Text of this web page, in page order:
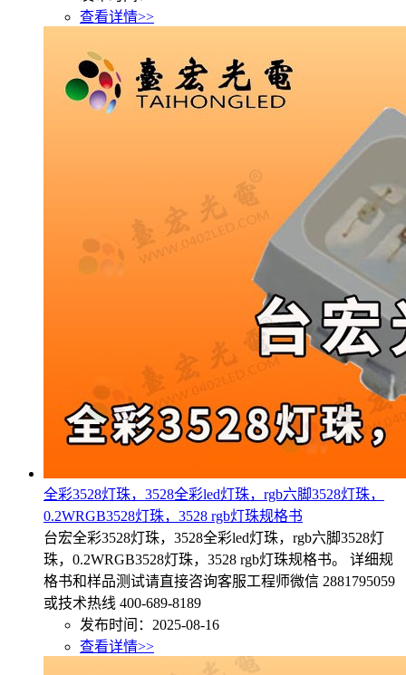
查看详情>>
全彩3528灯珠，3528全彩led灯珠，rgb六脚3528灯珠，
0.2WRGB3528灯珠，3528 rgb灯珠规格书
台宏全彩3528灯珠，3528全彩led灯珠，rgb六脚3528灯
珠，0.2WRGB3528灯珠，3528 rgb灯珠规格书。 详细规
格书和样品测试请直接咨询客服工程师微信 2881795059
或技术热线 400-689-8189
发布时间：2025-08-16
查看详情>>